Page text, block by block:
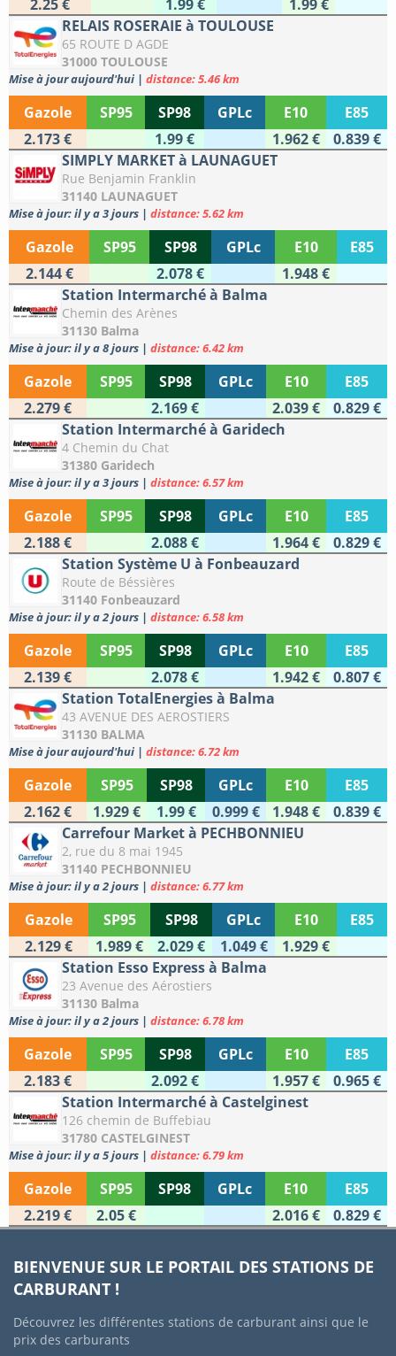
2.25 €
1.99 €
1.99 €
RELAIS ROSERAIE à TOULOUSE
65 ROUTE D AGDE
31000 TOULOUSE
Mise à jour aujourd'hui | distance: 5.46 km
Gazole SP95 SP98 GPLc E10
E85
2.173 €
1.99 € 1.962 €
0.839 €
SIMPLY MARKET à LAUNAGUET
Rue Benjamin Franklin
31140 LAUNAGUET
Mise à jour: il y a 3 jours | distance: 5.62 km
Gazole SP95 SP98 GPLc E10
E85
2.144 €
2.078 €
1.948 €
Station Intermarché à Balma
Chemin des Arènes
31130 Balma
Mise à jour: il y a 8 jours | distance: 6.42 km
Gazole SP95 SP98 GPLc E10
E85
2.279 €
2.169 € 2.039 €
0.829 €
Station Intermarché à Garidech
4 Chemin du Chat
31380 Garidech
Mise à jour: il y a 3 jours | distance: 6.57 km
Gazole SP95 SP98 GPLc E10
E85
2.188 €
2.088 € 1.964 €
0.829 €
Station Système U à Fonbeauzard
Route de Béssières
31140 Fonbeauzard
Mise à jour: il y a 2 jours | distance: 6.58 km
Gazole SP95 SP98 GPLc E10
E85
2.139 €
2.078 € 1.942 €
0.807 €
Station TotalEnergies à Balma
43 AVENUE DES AEROSTIERS
31130 BALMA
Mise à jour aujourd'hui | distance: 6.72 km
Gazole SP95 SP98 GPLc E10
E85
2.162 €
1.929 € 1.99 € 0.999 € 1.948 €
0.839 €
Carrefour Market à PECHBONNIEU
2, rue du 8 mai 1945
31140 PECHBONNIEU
Mise à jour: il y a 2 jours | distance: 6.77 km
Gazole SP95 SP98 GPLc E10
E85
2.129 €
1.989 € 2.029 € 1.049 €
1.929 €
Station Esso Express à Balma
23 Avenue des Aérostiers
31130 Balma
Mise à jour: il y a 2 jours | distance: 6.78 km
Gazole SP95 SP98 GPLc E10
E85
2.183 €
2.092 € 1.957 €
0.965 €
Station Intermarché à Castelginest
126 chemin de Buffebiau
31780 CASTELGINEST
Mise à jour: il y a 5 jours | distance: 6.79 km
Gazole SP95 SP98 GPLc E10
E85
2.219 €
2.05 € 2.016 € 0.829 €
BIENVENUE SUR LE PORTAIL DES STATIONS DE
CARBURANT !
Découvrez les différentes stations de carburant ainsi que le
prix des carburants